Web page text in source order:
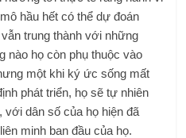
hầu hết có thể dự đoán
trung thành với những
nào họ còn phụ thuộc vào
một khi ký ức sống mất
phát triển, họ sẽ tự nhiên
dân số của họ hiện đã
minh ban đầu của họ.